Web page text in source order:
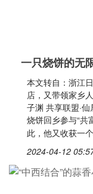
一只烧饼的无
本文转自：浙江
店，又带领家乡
子渊 共享联盟·
烧饼回乡参与“共
此，他又收获一
2024-04-12